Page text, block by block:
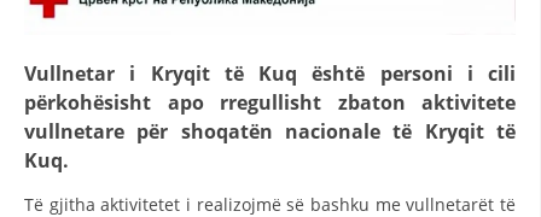
Vullnetar i Kryqit të Kuq është personi i cili
përkohësisht apo rregullisht zbaton aktivitete
vullnetare për shoqatën nacionale të Kryqit të
Kuq.
Të gjitha aktivitetet i realizojmë së bashku me vullnetarët të